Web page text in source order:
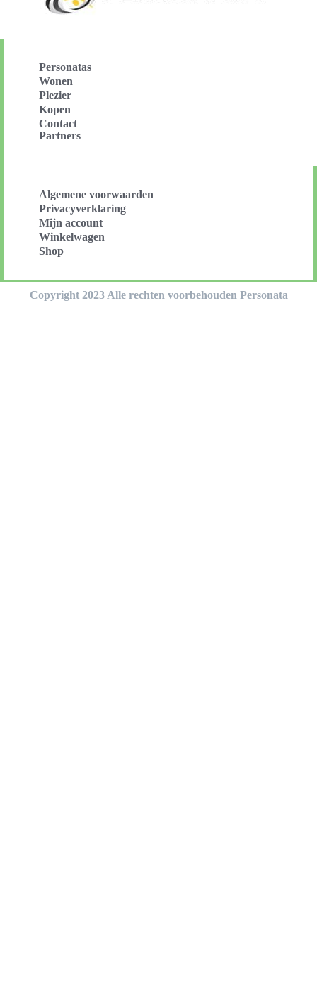
Personatas
Wonen
Plezier
Kopen
Contact
Partners
Algemene voorwaarden
Privacyverklaring
Mijn account
Winkelwagen
Shop
Copyright 2023 Alle rechten voorbehouden Personata